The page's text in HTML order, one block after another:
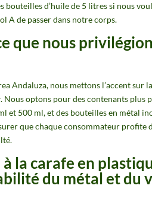
bouteilles d’huile de 5 litres si nous
A de passer dans notre corps.
que nous
Andaluza, nous mettons l’accent sur
Nous optons pour des contenants plus
et 500 ml, et des bouteilles en métal
que chaque consommateur profite
la carafe en
du métal et du